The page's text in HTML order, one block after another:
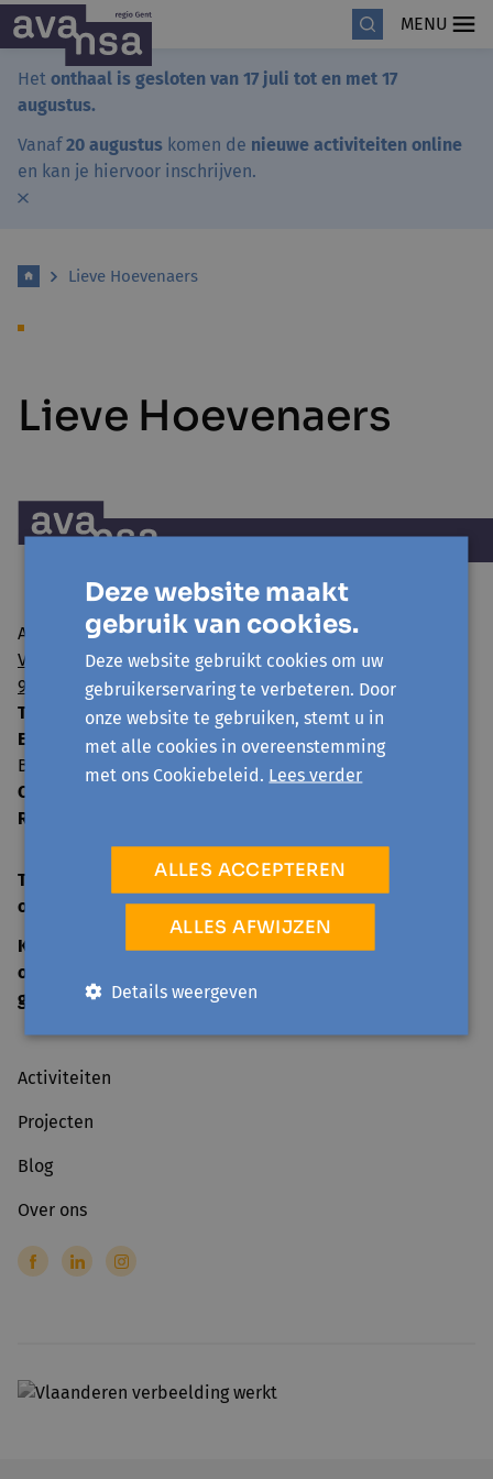
MENU
Het onthaal is gesloten van 17 juli tot en met 17
augustus.
Vanaf20 augustus komen de nieuwe activiteiten online
en kan je hiervoor inschrijven.
Lieve Hoevenaers
Lieve Hoevenaers
Avansa regio Gent vzw
Visserij 106/1
9000 Gent
T:
09 224 22 65
E:
info@avansa-regiogent.be
BE15 8939 4415 5730
Ondernemingsnummer:
RPR:
TELEFONISCH ONTHAAL
open
ma-vr 09:00-12:30
KANTOOR
open
geslotenop officiële feestdagen
Activiteiten
Projecten
Blog
Over ons
Deze website maakt
gebruik van cookies.
Deze website gebruikt cookies om uw
gebruikerservaring te verbeteren. Door
onze website te gebruiken, stemt u in
met alle cookies in overeenstemming
met ons Cookiebeleid. Lees verder
ALLES ACCEPTEREN
ALLES AFWIJZEN
Details weergeven